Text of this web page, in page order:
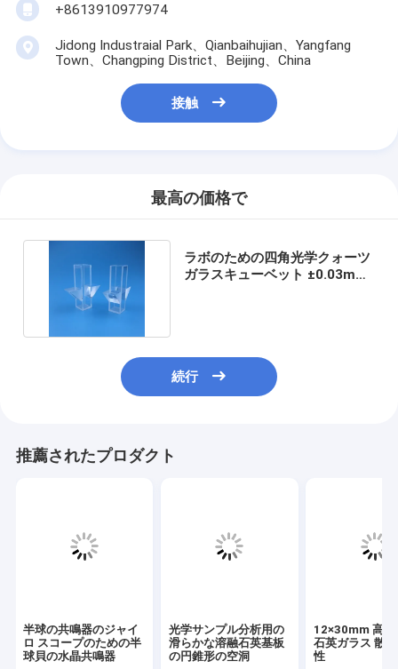
+8613910977974
Jidong Industraial Park、Qianbaihujian、Yangfang
Town、Changping District、Beijing、China
接触
最高の価格で
ラボのための四角光学クォーツ
ガラスキューベット ±0.03mm
続行
推薦されたプロダクト
半球の共鳴器のジャイ
ロ スコープのための半
球貝の水晶共鳴器
光学サンプル分析用の
滑らかな溶融石英基板
の円錐形の空洞
12×30mm 高純
石英ガラス 散
性